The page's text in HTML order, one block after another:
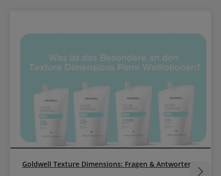
Goldwell Texture Dimensions: Fragen & Antworten